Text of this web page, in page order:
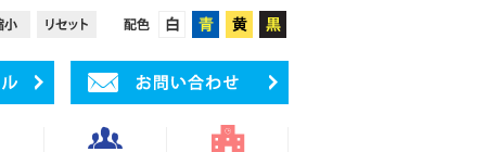
受付の流れ